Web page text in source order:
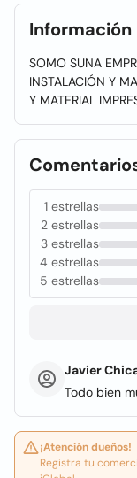
Información
SOMO SUNA
INSTALACIÓN Y
Y MATERIAL
1 estrellas
2 estrellas
3 estrellas
4 estrellas
5 estrellas
Javier
Todo bien
¡Atención dueños!
Registra tu